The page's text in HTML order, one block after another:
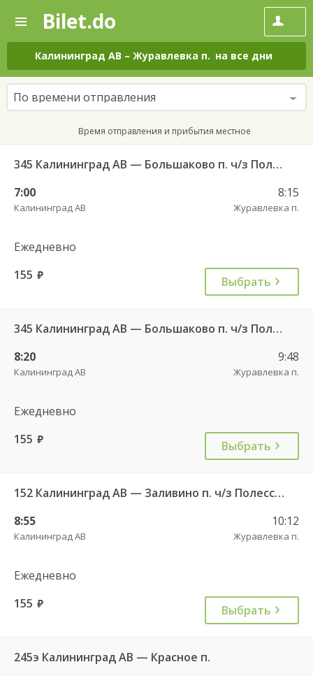
—
Поиск
и
покупка
билетов
на
автобус
онлайн
Bilet.do
Калининград АВ – Журавлевка п. на все дни
По времени отправления
Время отправления и прибытия местное
345 Калининград АВ — Большаково п. ч/з Полесск г.
7:00
Калининград АВ
8:15
Журавлевка п.
Ежедневно
155 руб. Выбрать
345 Калининград АВ — Большаково п. ч/з Полесск г.
8:20
Калининград АВ
9:48
Журавлевка п.
Ежедневно
155 руб. Выбрать
152 Калининград АВ — Заливино п. ч/з Полесск г.
8:55
Калининград АВ
10:12
Журавлевка п.
Ежедневно
155 руб. Выбрать
245э Калининград АВ — Красное п.